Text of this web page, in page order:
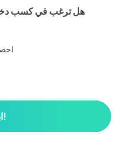
هل ترغب في كسب
ابدأ الآن!